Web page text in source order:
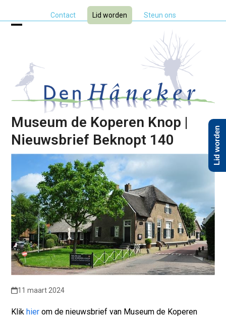
Contact Lid worden Steun ons
menu
menu
Museum de Koperen Knop |
Nieuwsbrief Beknopt 140
11 maart 2024
Klikhier om de nieuwsbrief van Museum de Koperen
Lid worden